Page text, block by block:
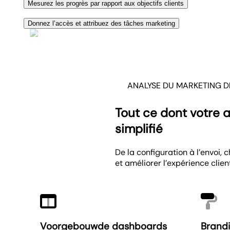
peut y répondre.
Montrez à vos clients comment vos actions
Mesurez les progrès par rapport aux objectifs clients
Affichez des barres de progression pour les objectifs
concentrés sur les résultats.
Donnez l’accès et attribuez des tâches marketing
ANALYSE DU MARKETING
Tout ce dont votre
simplifié
De la configuration à
et améliorer l’expérience
Voorgebouwde dashboards